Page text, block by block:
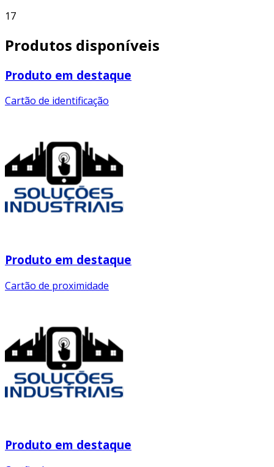
17
Produtos disponíveis
Produto em destaque
Cartão de identificação
Produto em destaque
Cartão de proximidade
Produto em destaque